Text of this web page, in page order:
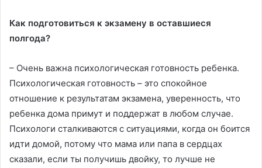
Как подготовиться к экзамену в оставшиеся
полгода?
– Очень важна психологическая готовность ребенка.
Психологическая готовность – это спокойное
отношение к результатам экзамена, уверенность, что
ребенка дома примут и поддержат в любом случае.
Психологи сталкиваются с ситуациями, когда он боится
идти домой, потому что мама или папа в сердцах
сказали, если ты получишь двойку, то лучше не